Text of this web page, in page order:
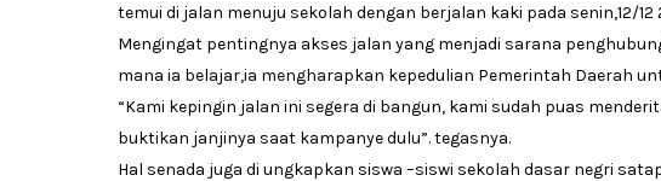
temui di jalan menuju sekolah dengan berjalan kaki pada senin,12/12
Mengingat pentingnya akses jalan yang menjadi sarana
mana ia belajar,ia mengharapkan kepedulian Pemerintah Daerah
“Kami kepingin jalan ini segera di bangun, kami sudah puas
buktikan janjinya saat kampanye dulu”. tegasnya.
Hal senada juga di ungkapkan siswa –siswi sekolah dasar negri